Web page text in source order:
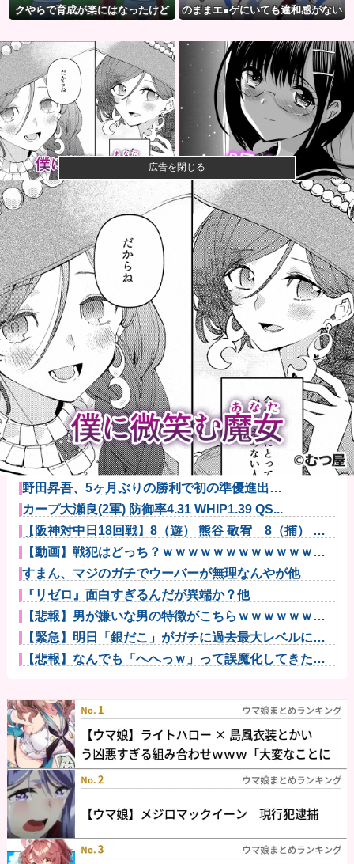
クやらで育成が楽にはなったけど
のままエ●ゲにいても違和感がない
ワイ、「着衣おっばい」でしか抜けない体質になって
しまうｗｗｗ...
【悲報】粗品、永久追放ｗｗｗｗｗｗｗｗｗｗｗｗｗ
ｗｗ（証拠あ...
夫さん、妻に「天井のシミ数えてれば終わるでな」と
押し倒されて...
【悲報】Z世代「求刑7年のジャンポケ斎藤は口封じに
被害者殺し...
PTA会長「PTA参加拒否した親へ最終警告。こうなっ
てもいい...
野田昇吾、5ヶ月ぶりの勝利で初の準優進出
へ！！！！！他
カープ大瀬良(2軍) 防御率4.31 WHIP1.39 QS...
【阪神対中日18回戦】8（遊） 熊谷 敬宥 8（捕） 加
藤...
【動画】戦犯はどっち？ｗｗｗｗｗｗｗｗｗｗｗｗｗ
ｗｗｗｗｗｗ...
すまん、マジのガチでウーバーが無理なんやが他
『リゼロ』面白すぎるんだが異端か？他
【悲報】男が嫌いな男の特徴がこちらｗｗｗｗｗｗｗ
ｗｗｗ
【緊急】明日「銀だこ」がガチに過去最大レベルに混
みそうwww...
【悲報】なんでも「へへっｗ」って誤魔化してきたワ
広告を閉じる